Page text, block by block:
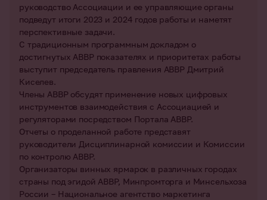
руководство Ассоциации и ее управляющие органы
подведут итоги 2023 и 2024 годов работы и наметят
перспективные задачи.
С традиционным программным докладом о
достигнутых АВВР показателях и приоритетах работы
выступит председатель правления АВВР Дмитрий
Киселев.
Члены АВВР обсудят применение новых цифровых
инструментов взаимодействия с Ассоциацией и
регуляторами посредством Портала АВВР.
Отчеты о проделанной работе представят
руководители Дисциплинарной комиссии и Комиссии
по контролю АВВР.
Организаторы винных ярмарок в различных городах
страны под эгидой АВВР, Минпромторга и Минсельхоза
России – Национальное агентство маркетинга